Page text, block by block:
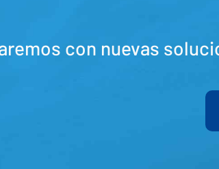
con nuevas